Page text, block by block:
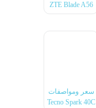
ZTE Blade A56
سعر ومواصفات
Tecno Spark 40C